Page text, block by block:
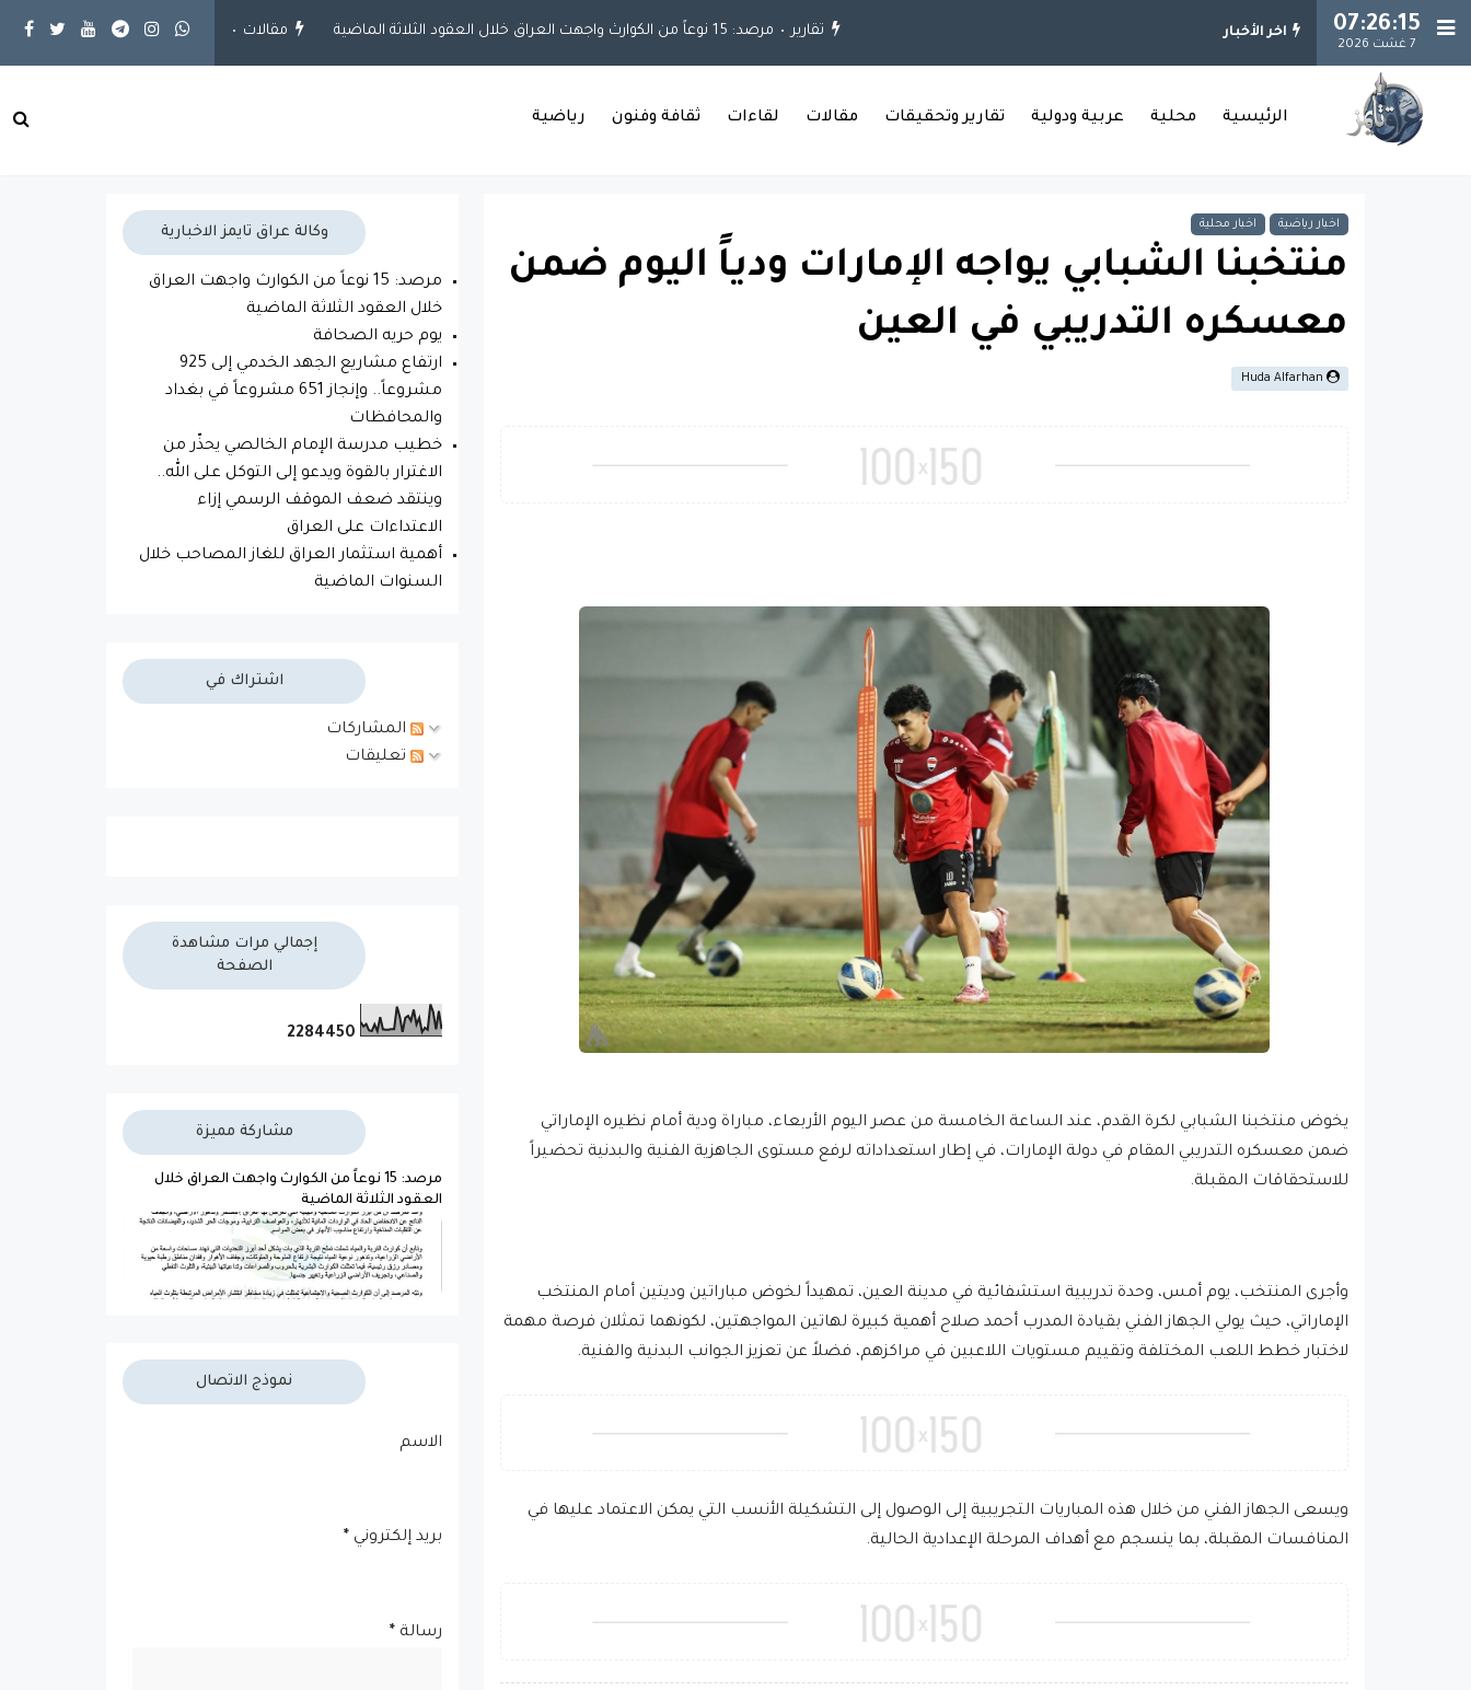
07:26:16
7 غشت 2026
اخر الأخبار مرصد: 15 نوعاً من الكوارث واجهت العراق خلال العقود الثلاثة الماضية مقالات يوم حريه الصحافة محلية ارتفاع مشاريع الجهد
الرئيسية محلية عربية ودولية تقارير وتحقيقات مقالات لقاءات ثقافة وفنون رياضية
اخبار رياضية اخبار محلية
منتخبنا الشبابي يواجه الإمارات ودياً اليوم ضمن
معسكره التدريبي في العين
Huda Alfarhan
يخوض منتخبنا الشبابي لكرة القدم، عند الساعة الخامسة من عصر اليوم الأربعاء، مباراة ودية أمام نظيره الإماراتي
ضمن معسكره التدريبي المقام في دولة الإمارات، في إطار استعداداته لرفع مستوى الجاهزية الفنية والبدنية تحضيراً
للاستحقاقات المقبلة.
وأجرى المنتخب، يوم أمس، وحدة تدريبية استشفائية في مدينة العين، تمهيداً لخوض مباراتين وديتين أمام المنتخب
الإماراتي، حيث يولي الجهاز الفني بقيادة المدرب أحمد صلاح أهمية كبيرة لهاتين المواجهتين، لكونهما تمثلان فرصة مهمة
لاختبار خطط اللعب المختلفة وتقييم مستويات اللاعبين في مراكزهم، فضلاً عن تعزيز الجوانب البدنية والفنية.
ويسعى الجهاز الفني من خلال هذه المباريات التجريبية إلى الوصول إلى التشكيلة الأنسب التي يمكن الاعتماد عليها في
المنافسات المقبلة، بما ينسجم مع أهداف المرحلة الإعدادية الحالية.
وكالة عراق تايمز الاخبارية
مرصد: 15 نوعاً من الكوارث واجهت العراق
خلال العقود الثلاثة الماضية
يوم حريه الصحافة
ارتفاع مشاريع الجهد الخدمي إلى 925
مشروعاً.. وإنجاز 651 مشروعاً في بغداد
والمحافظات
خطيب مدرسة الإمام الخالصي يحذّر من
الاغترار بالقوة ويدعو إلى التوكل على الله..
وينتقد ضعف الموقف الرسمي إزاء
الاعتداءات على العراق
أهمية استثمار العراق للغاز المصاحب خلال
السنوات الماضية
اشتراك في
المشاركات
تعليقات
إجمالي مرات مشاهدة
الصفحة
2284450
مشاركة مميزة
مرصد: 15 نوعاً من الكوارث واجهت العراق خلال
العقود الثلاثة الماضية
نموذج الاتصال
الاسم
بريد إلكتروني *
رسالة *